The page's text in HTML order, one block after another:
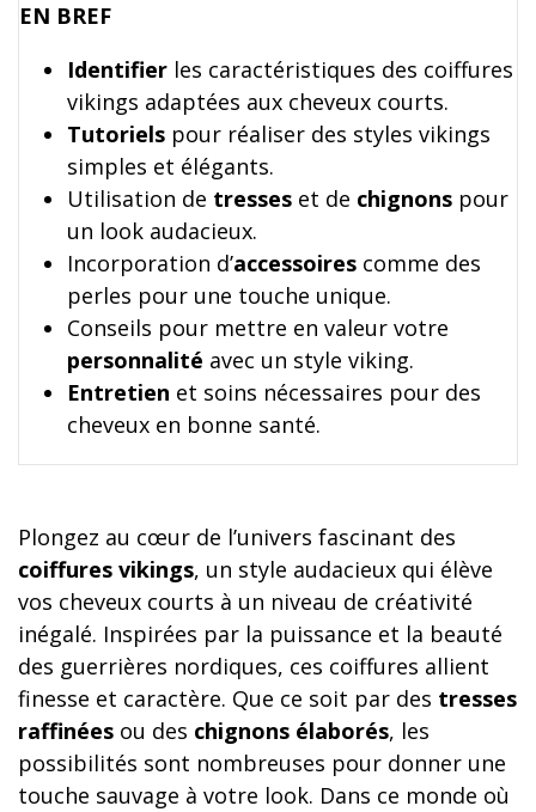
EN BREF
Identifier les caractéristiques des coiffures
vikings adaptées aux cheveux courts.
Tutoriels pour réaliser des styles vikings
simples et élégants.
Utilisation de tresses et de chignons pour
un look audacieux.
Incorporation d’accessoires comme des
perles pour une touche unique.
Conseils pour mettre en valeur votre
personnalité avec un style viking.
Entretien et soins nécessaires pour des
cheveux en bonne santé.
Plongez au cœur de l’univers fascinant des
coiffures vikings, un style audacieux qui élève
vos cheveux courts à un niveau de créativité
inégalé. Inspirées par la puissance et la beauté
des guerrières nordiques, ces coiffures allient
finesse et caractère. Que ce soit par des tresses
raffinées ou des chignons élaborés, les
possibilités sont nombreuses pour donner une
touche sauvage à votre look. Dans ce monde où